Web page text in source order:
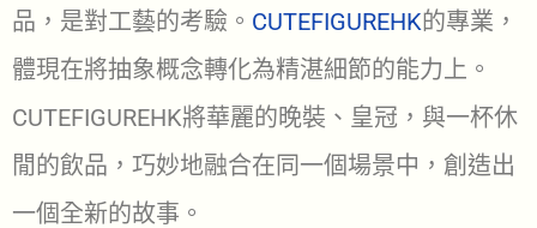
品，是對工藝的考驗。 CUTEFIGUREHK的專業，
體現在將抽象概念轉化為精湛細節的能力上。
CUTEFIGUREHK將華麗的晚裝、皇冠，與一杯休
閒的飲品，巧妙地融合在同一個場景中，創造出
一個全新的故事。